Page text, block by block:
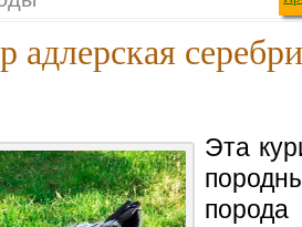
адлерская
Эта